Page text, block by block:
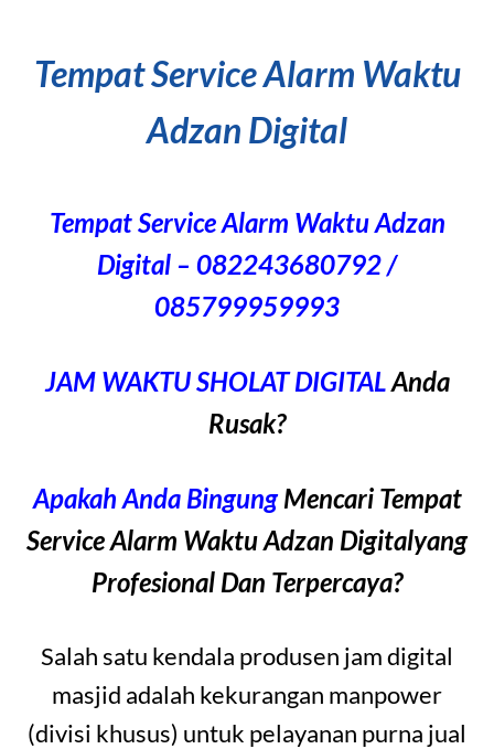
Tempat Service Alarm Waktu
Adzan Digital
Tempat Service Alarm Waktu Adzan
Digital – 082243680792 /
085799959993
JAM WAKTU SHOLAT DIGITALAnda
Rusak?
Apakah Anda BingungMencari Tempat
Service Alarm Waktu Adzan Digitalyang
Profesional Dan Terpercaya?
Salah satu kendala produsen jam digital
masjid adalah kekurangan manpower
(divisi khusus) untuk pelayanan purna jual